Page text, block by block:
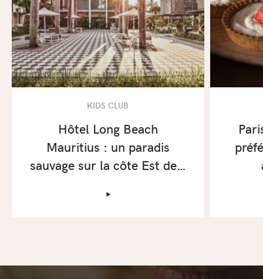
KIDS CLUB
Hôtel Long Beach
Mauritius : un paradis
sauvage sur la côte Est de…
‣